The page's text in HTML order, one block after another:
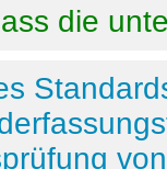
die